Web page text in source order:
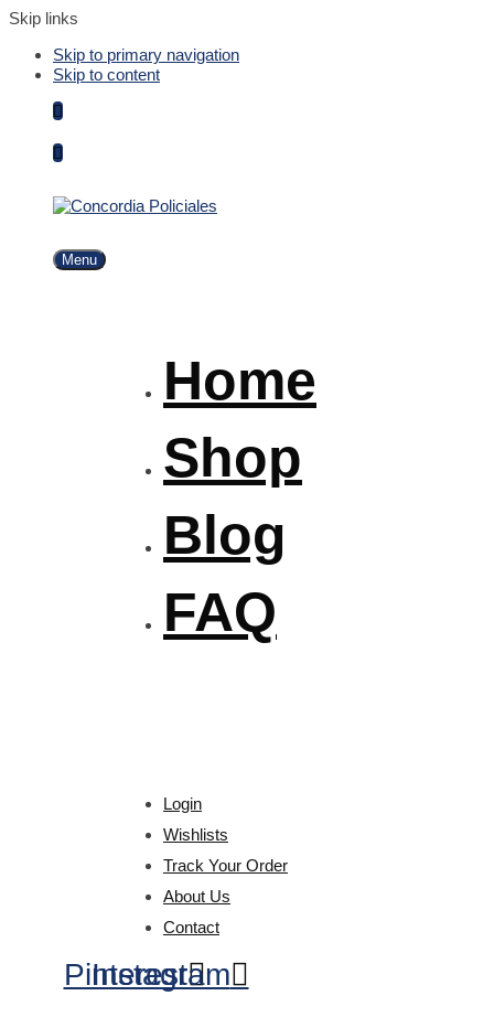
Skip links
Skip to primary navigation
Skip to content
Menu
Home
Shop
Blog
FAQ
Login
Wishlists
Track Your Order
About Us
Contact
Pinterest
Instagram